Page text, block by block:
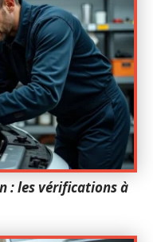
: les vérifications à